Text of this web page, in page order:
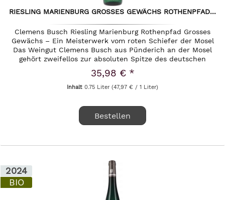
RIESLING MARIENBURG GROSSES GEWÄCHS ROTHENPFAD...
Clemens Busch Riesling Marienburg Rothenpfad Grosses
Gewächs – Ein Meisterwerk vom roten Schiefer der Mosel
Das Weingut Clemens Busch aus Pünderich an der Mosel
gehört zweifellos zur absoluten Spitze des deutschen
Weinbaus. Seit...
35,98 € *
Inhalt0.75 Liter(47,97 € / 1 Liter)
Bestellen
2024
BIO